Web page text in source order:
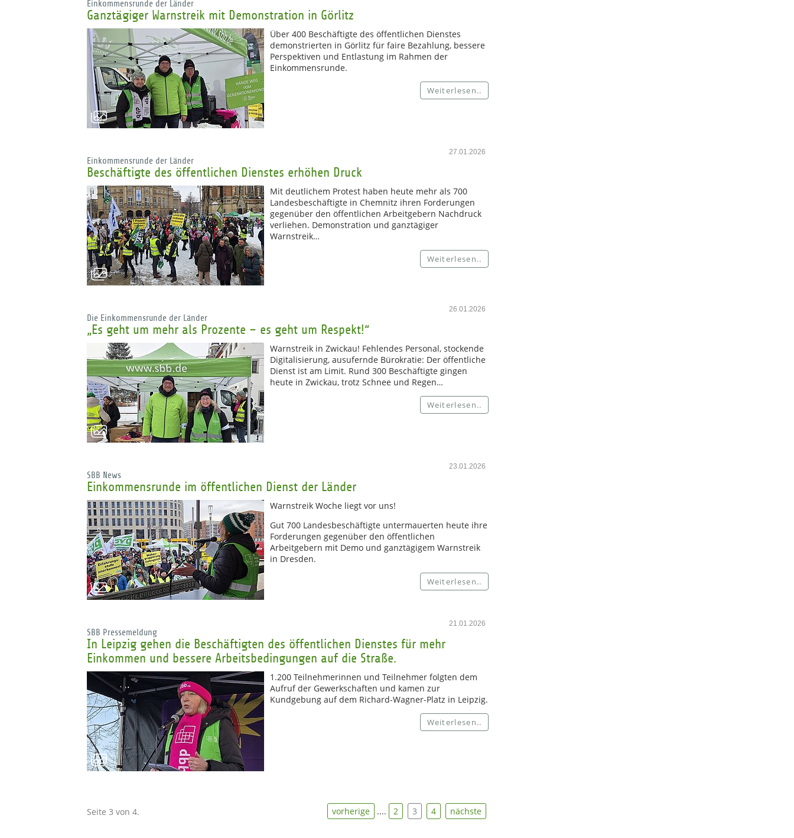
Einkommensrunde der Länder
Ganztägiger Warnstreik mit Demonstration in Görlitz
Über 400 Beschäftigte des öffentlichen Dienstes
demonstrierten in Görlitz für faire Bezahlung, bessere
Perspektiven und Entlastung im Rahmen der
Einkommensrunde.
Weiterlesen..
27.01.2026
Einkommensrunde der Länder
Beschäftigte des öffentlichen Dienstes erhöhen Druck
Mit deutlichem Protest haben heute mehr als 700
Landesbeschäftigte in Chemnitz ihren Forderungen
gegenüber den öffentlichen Arbeitgebern Nachdruck
verliehen. Demonstration und ganztägiger
Warnstreik…
Weiterlesen..
26.01.2026
Die Einkommensrunde der Länder
„Es geht um mehr als Prozente – es geht um Respekt!“
Warnstreik in Zwickau! Fehlendes Personal, stockende
Digitalisierung, ausufernde Bürokratie: Der öffentliche
Dienst ist am Limit. Rund 300 Beschäftigte gingen
heute in Zwickau, trotz Schnee und Regen…
Weiterlesen..
23.01.2026
SBB News
Einkommensrunde im öffentlichen Dienst der Länder
Warnstreik Woche liegt vor uns!
Gut 700 Landesbeschäftigte untermauerten heute ihre
Forderungen gegenüber den öffentlichen
Arbeitgebern mit Demo und ganztägigem Warnstreik
in Dresden.
Weiterlesen..
21.01.2026
SBB Pressemeldung
In Leipzig gehen die Beschäftigten des öffentlichen Dienstes für mehr
Einkommen und bessere Arbeitsbedingungen auf die Straße.
1.200 Teilnehmerinnen und Teilnehmer folgten dem
Aufruf der Gewerkschaften und kamen zur
Kundgebung auf dem Richard-Wagner-Platz in Leipzig.
Weiterlesen..
Seite 3 von 4. vorherige .... 2 3 4 nächste